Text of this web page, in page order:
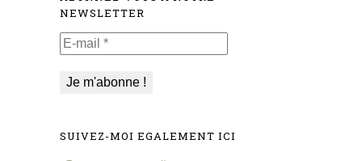
NEWSLETTER
E-
mail
SUIVEZ-MOI EGALEMENT ICI